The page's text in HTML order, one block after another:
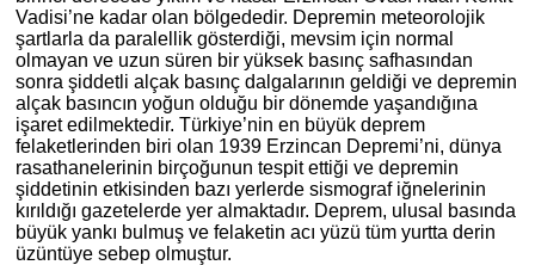
Vadisi’ne kadar olan bölgededir. Depremin meteorolojik
şartlarla da paralellik gösterdiği, mevsim için normal
olmayan ve uzun süren bir yüksek basınç safhasından
sonra şiddetli alçak basınç dalgalarının geldiği ve depremin
alçak basıncın yoğun olduğu bir dönemde yaşandığına
işaret edilmektedir. Türkiye’nin en büyük deprem
felaketlerinden biri olan 1939 Erzincan Depremi’ni, dünya
rasathanelerinin birçoğunun tespit ettiği ve depremin
şiddetinin etkisinden bazı yerlerde sismograf iğnelerinin
kırıldığı gazetelerde yer almaktadır. Deprem, ulusal basında
büyük yankı bulmuş ve felaketin acı yüzü tüm yurtta derin
üzüntüye sebep olmuştur.